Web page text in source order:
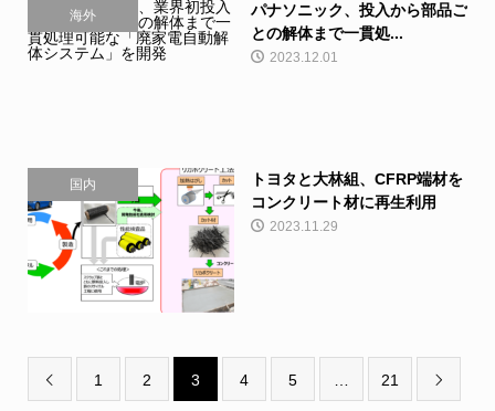
海外
パナソニック、投入から部品ご
との解体まで一貫処...
2023.12.01
国内
トヨタと大林組、CFRP端材を
コンクリート材に再生利用
2023.11.29
 1 2 3 4 5 21 